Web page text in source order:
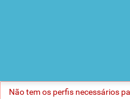
Não tem os perfis necessários